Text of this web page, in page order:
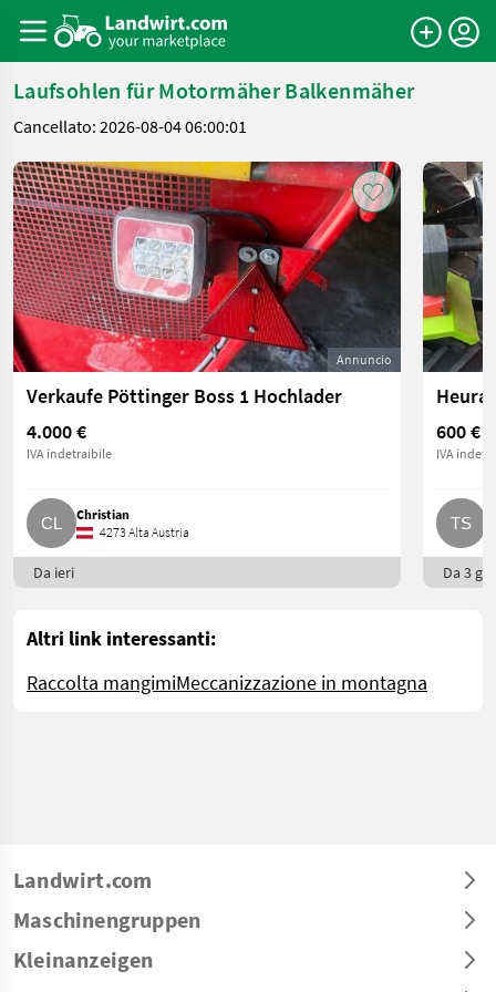
Laufsohlen für Motormäher Balkenmäher
Cancellato: 2026-08-04 06:00:01
Annuncio
Verkaufe Pöttinger Boss 1 Hochlader
4.000 €
IVA indetraibile
Christian
4273 Alta Austria
Da ieri
600 €
IVA
Da 3
Altri link interessanti:
Raccolta mangimiMeccanizzazione in montagna
Landwirt.com
Maschinengruppen
Kleinanzeigen